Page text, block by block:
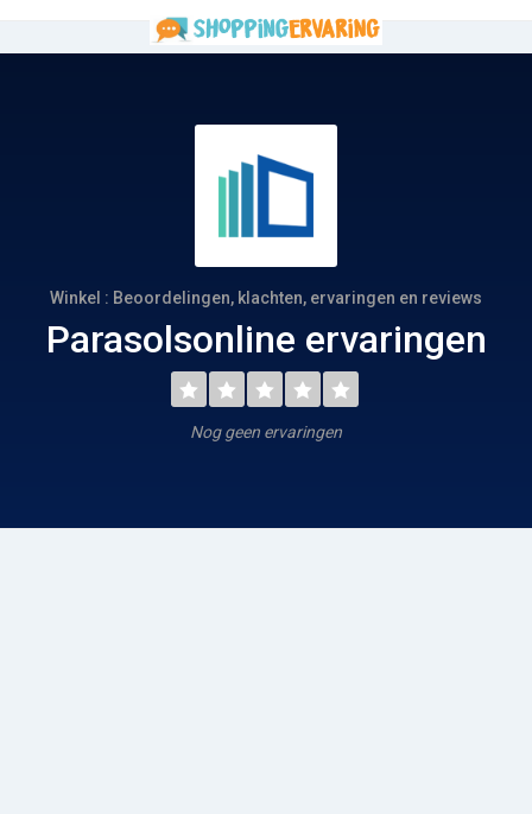
Winkel : Beoordelingen, klachten, ervaringen en reviews
Parasolsonline ervaringen
Nog geen ervaringen